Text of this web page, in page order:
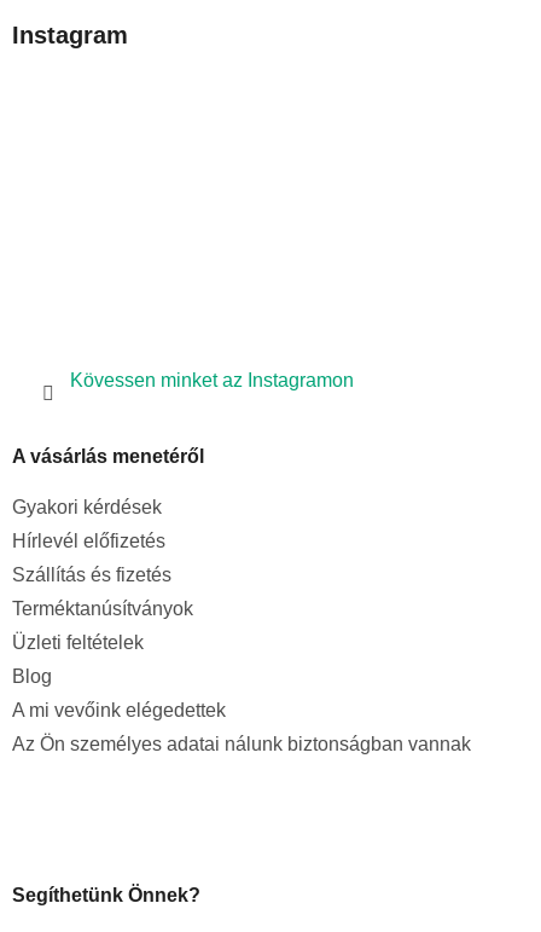
bInstagram
Kövessen minket az Instagramon
A vásárlás menetéről
Gyakori kérdések
Hírlevél előfizetés
Szállítás és fizetés
Terméktanúsítványok
Üzleti feltételek
Blog
A mi vevőink elégedettek
Az Ön személyes adatai nálunk biztonságban vannak
Segíthetünk Önnek?